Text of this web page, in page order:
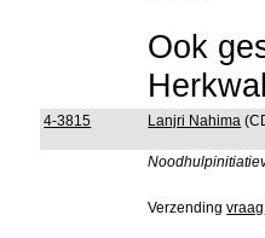
Ook
4-3815 Lanjri Nahima
Verzendingvraag